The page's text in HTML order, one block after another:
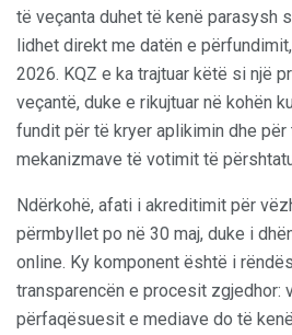
të veçanta duhet të kenë parasysh
lidhet direkt me datën e
2026. KQZ e ka trajtuar këtë si një
veçantë, duke e rikujtuar në kohën
fundit për të kryer aplikimin dhe
mekanizmave të votimit të
Ndërkohë, afati i akreditimit për
përmbyllet po në 30 maj, duke i
online. Ky komponent është i
transparencën e procesit zgjedhor:
përfaqësuesit e mediave do të